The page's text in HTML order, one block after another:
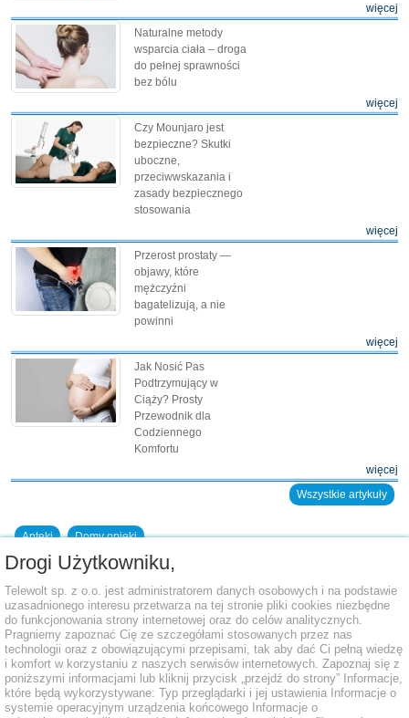
więcej
Naturalne metody
wsparcia ciała – droga
do pełnej sprawności
bez bólu
więcej
Czy Mounjaro jest
bezpieczne? Skutki
uboczne,
przeciwwskazania i
zasady bezpiecznego
stosowania
więcej
Przerost prostaty —
objawy, które
mężczyźni
bagatelizują, a nie
powinni
więcej
Jak Nosić Pas
Podtrzymujący w
Ciąży? Prosty
Przewodnik dla
Codziennego
Komfortu
więcej
Wszystkie artykuły
Apteki Domy opieki
Dodaj placówkę do bazy
Drogi Użytkowniku,
Telewolt sp. z o.o. jest administratorem danych osobowych i na podstawie
uzasadnionego interesu przetwarza na tej stronie pliki cookies niezbędne
do funkcjonowania strony internetowej oraz do celów analitycznych.
Pragniemy zapoznać Cię ze szczegółami stosowanych przez nas
technologii oraz z obowiązującymi przepisami, tak aby dać Ci pełną wiedzę
i komfort w korzystaniu z naszych serwisów internetowych. Zapoznaj się z
poniższymi informacjami lub kliknij przycisk „przejdź do strony” Informacje,
które będą wykorzystywane: Typ przeglądarki i jej ustawienia Informacje o
systemie operacyjnym urządzenia końcowego Informacje o